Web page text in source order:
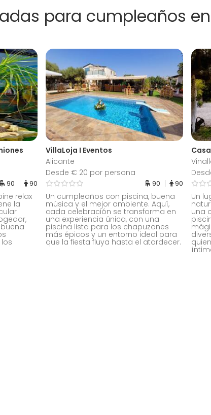
para cumpleaños
90 90
relax
la
VillaLoja I Eventos
Alicante
Desde € 20 por persona
90 90
Un cumpleaños con piscina, buena
música y el mejor ambiente. Aquí,
cada celebración se transforma en
una experiencia única, con una
piscina lista para los chapuzones
más épicos y un entorno ideal para
que la fiesta fluya hasta el atardecer.
Un
una